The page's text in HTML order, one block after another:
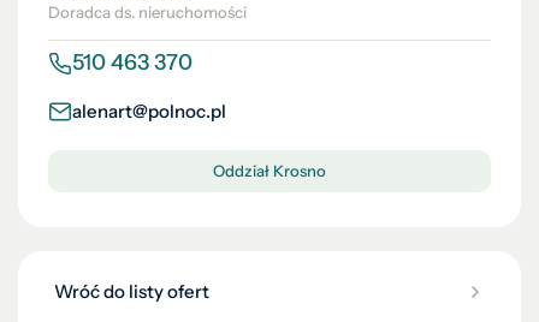
Doradca ds. nieruchomości
510 463 370
alenart@polnoc.pl
Oddział Krosno
Wróć do listy ofert